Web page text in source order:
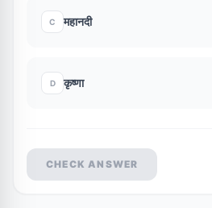
C महानदी
D कृष्णा
CHECK ANSWER